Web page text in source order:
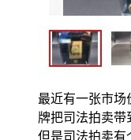
最近有一张市场
牌把司法拍卖带
但是司法拍卖有